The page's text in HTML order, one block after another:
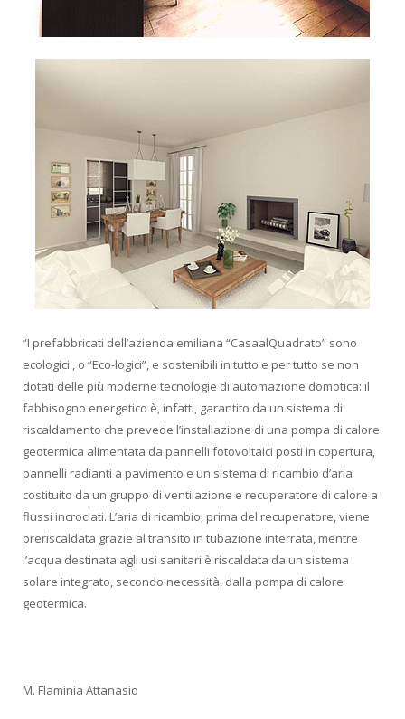
“I prefabbricati dell’azienda emiliana “CasaalQuadrato” sono
ecologici , o “Eco-logici”, e sostenibili in tutto e per tutto se non
dotati delle più moderne tecnologie di automazione domotica: il
fabbisogno energetico è, infatti, garantito da un sistema di
riscaldamento che prevede l’installazione di una pompa di calore
geotermica alimentata da pannelli fotovoltaici posti in copertura,
pannelli radianti a pavimento e un sistema di ricambio d’aria
costituito da un gruppo di ventilazione e recuperatore di calore a
flussi incrociati. L’aria di ricambio, prima del recuperatore, viene
preriscaldata grazie al transito in tubazione interrata, mentre
l’acqua destinata agli usi sanitari è riscaldata da un sistema
solare integrato, secondo necessità, dalla pompa di calore
geotermica.
M. Flaminia Attanasio